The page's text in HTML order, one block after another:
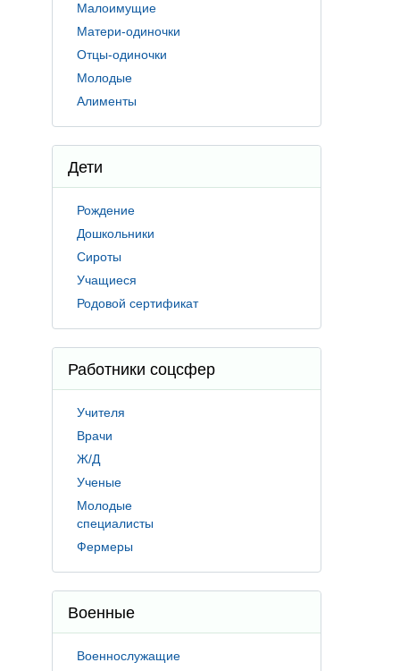
Малоимущие
Матери-одиночки
Отцы-одиночки
Молодые
Алименты
Дети
Рождение
Дошкольники
Сироты
Учащиеся
Родовой сертификат
Работники соцсфер
Учителя
Врачи
Ж/Д
Ученые
Молодые
специалисты
Фермеры
Военные
Военнослужащие